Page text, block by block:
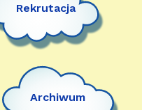
Rekrutacja
Archiwum